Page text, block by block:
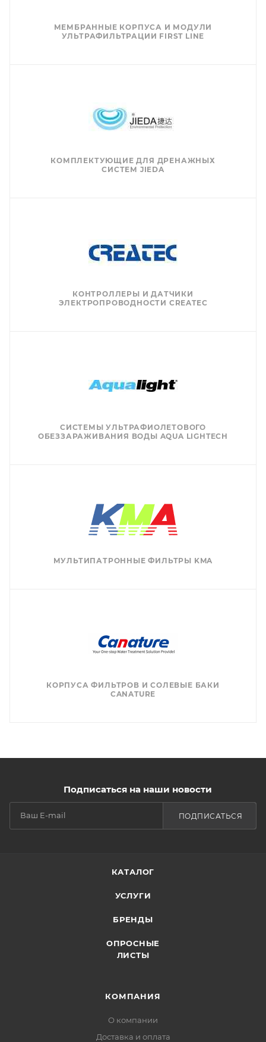
МЕМБРАННЫЕ КОРПУСА И МОДУЛИ
УЛЬТРАФИЛЬТРАЦИИ FIRST LINE
КОМПЛЕКТУЮЩИЕ ДЛЯ ДРЕНАЖНЫХ
СИСТЕМ JIEDA
КОНТРОЛЛЕРЫ И ДАТЧИКИ
ЭЛЕКТРОПРОВОДНОСТИ CREATEC
СИСТЕМЫ УЛЬТРАФИОЛЕТОВОГО
ОБЕЗЗАРАЖИВАНИЯ ВОДЫ AQUA LIGHTECH
МУЛЬТИПАТРОННЫЕ ФИЛЬТРЫ KMA
КОРПУСА ФИЛЬТРОВ И СОЛЕВЫЕ БАКИ
CANATURE
Подписаться на наши новости
ПОДПИСАТЬСЯ
КАТАЛОГ
УСЛУГИ
БРЕНДЫ
ОПРОСНЫЕ
ЛИСТЫ
КОМПАНИЯ
О компании
Доставка и оплата